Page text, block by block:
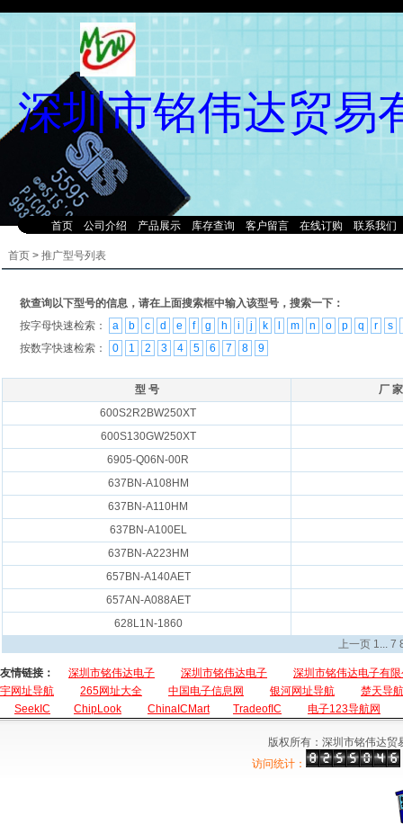
首页 公司介绍 产品展示 库存查询 客户留言 在线订购 联系我们
深圳市铭伟达贸易
首页 > 推广型号列表
欲查询以下型号的信息，请在上面搜索框中输入该型号，搜索一下：
按字母快速检索：
a b c d e f g h i j k m n o p q r
s
按数字快速检索：
0 1 2 3 4 5 6 7 8 9
型 号
厂 家
600S2R2BW250XT
600S130GW250XT
6905-Q06N-00R
637BN-A108HM
637BN-A110HM
637BN-A100EL
637BN-A223HM
657BN-A140AET
657AN-A088AET
628L1N-1860
上一页 1... 7
友情链接： 深圳市铭伟达电子 深圳市铭伟达电子
深圳市铭伟达电子有
宇网址导航
265网址大全 中国电子信息网 银河网址导航
楚天导航
SeekIC
ChipLook ChinaICMart TradeofIC 电子123导航网
版权所有：深圳市铭伟达
访问统计：